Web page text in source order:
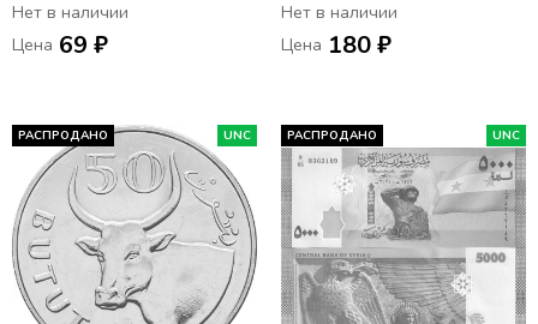
Нет в наличии
Цена 69 ₽
Нет в наличии
Цена 180 ₽
РАСПРОДАНО UNC РАСПРОДАНО UNC